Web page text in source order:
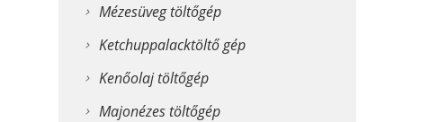
Mézesüveg töltőgép
Ketchuppalacktöltő gép
Kenőolaj töltőgép
Majonézes töltőgép